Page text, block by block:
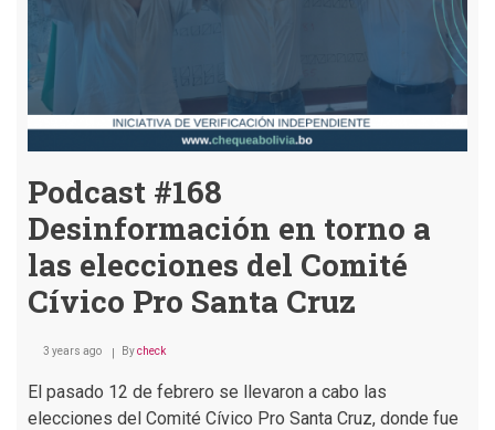
Podcast #168
Desinformación en torno a
las elecciones del Comité
Cívico Pro Santa Cruz
3 years ago Bycheck
El pasado 12 de febrero se llevaron a cabo las
elecciones del Comité Cívico Pro Santa Cruz, donde fue